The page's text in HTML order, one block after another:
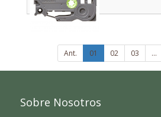
Ant. 01 02 03 ...
Sobre Nosotros